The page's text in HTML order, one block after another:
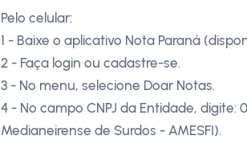
Pelo celular:
1 - Baixe o aplicativo Nota Paraná
2 - Faça login ou cadastre-se.
3 - No menu, selecione Doar Notas.
4 - No campo CNPJ da Entidade, digite:
Medianeirense de Surdos - AMESFI).